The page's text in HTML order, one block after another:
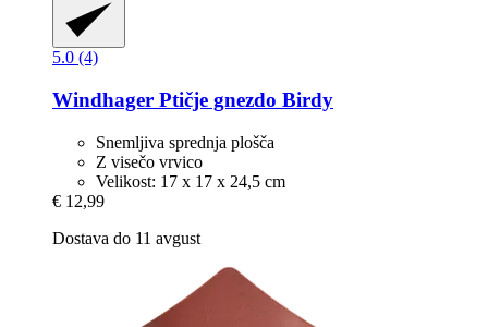
5.0 (4)
Windhager Ptičje gnezdo Birdy
Snemljiva sprednja plošča
Z visečo vrvico
Velikost: 17 x 17 x 24,5 cm
€ 12,99
Dostava do 11 avgust